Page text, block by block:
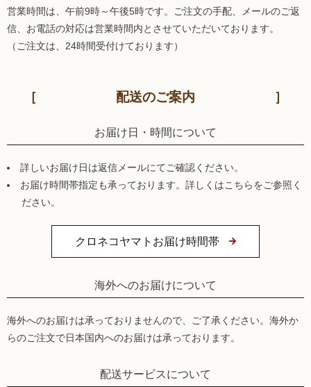
営業時間は、午前9時～午後5時です。ご注文の手配、メールのご返
信、お電話の対応は営業時間内とさせていただいております。
（ご注文は、24時間受付けております）
配送のご案内
お届け日・時間について
詳しいお届け日は返信メールにてご確認ください。
お届け時間帯指定も承っております。詳しくはこちらをご参照く
ださい。
クロネコヤマトお届け時間帯
海外へのお届けについて
海外へのお届けは承っておりませんので、ご了承ください。海外か
らのご注文で日本国内へのお届けは承っております。
配送サービスについて